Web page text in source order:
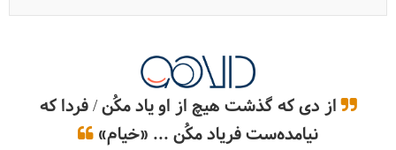
از دی که گذشت هیچ از او یاد مکُن / فردا که
نیامده‌ست فریاد مکُن ... «خیام»